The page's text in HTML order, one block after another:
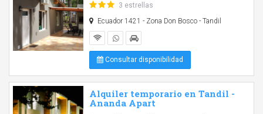
3 estrellas
Ecuador 1421 - Zona Don Bosco - Tandil
Consultar disponibilidad
Alquiler temporario en Tandil -
Ananda Apart